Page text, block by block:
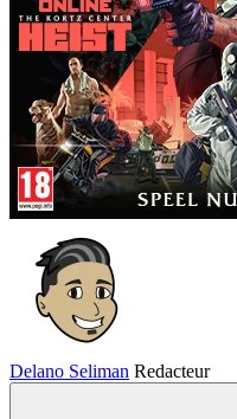
Delano Seliman Redacteur